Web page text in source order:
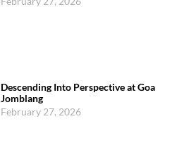
Descending Into Perspective at Goa
Jomblang
February 27, 2026